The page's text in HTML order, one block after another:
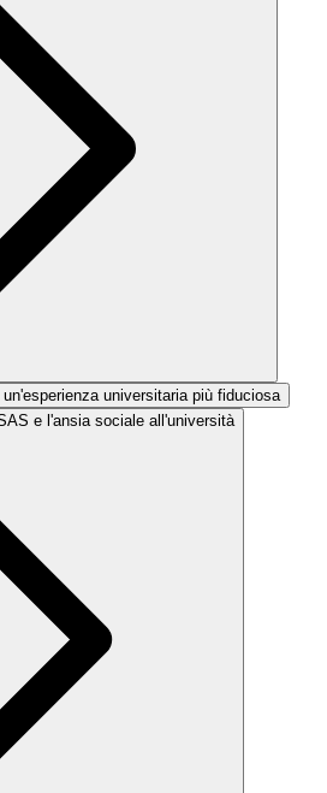
universitaria più fiduciosa
e l'ansia sociale all'università